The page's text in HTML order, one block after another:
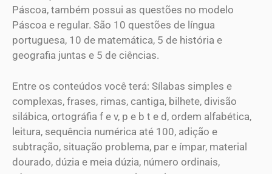
Páscoa, também possui as questões no modelo
Páscoa e regular. São 10 questões de língua
portuguesa, 10 de matemática, 5 de história e
geografia juntas e 5 de ciências.
Entre os conteúdos você terá: Sílabas simples e
complexas, frases, rimas, cantiga, bilhete, divisão
silábica, ortográfia f e v, p e b t e d, ordem alfabética,
leitura, sequência numérica até 100, adição e
subtração, situação problema, par e ímpar, material
dourado, dúzia e meia dúzia, número ordinais,